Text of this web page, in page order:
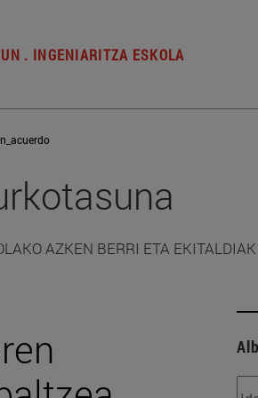
. INGENIARITZA ESKOLA
AZKEN BERRI ETA EKITALDIAK